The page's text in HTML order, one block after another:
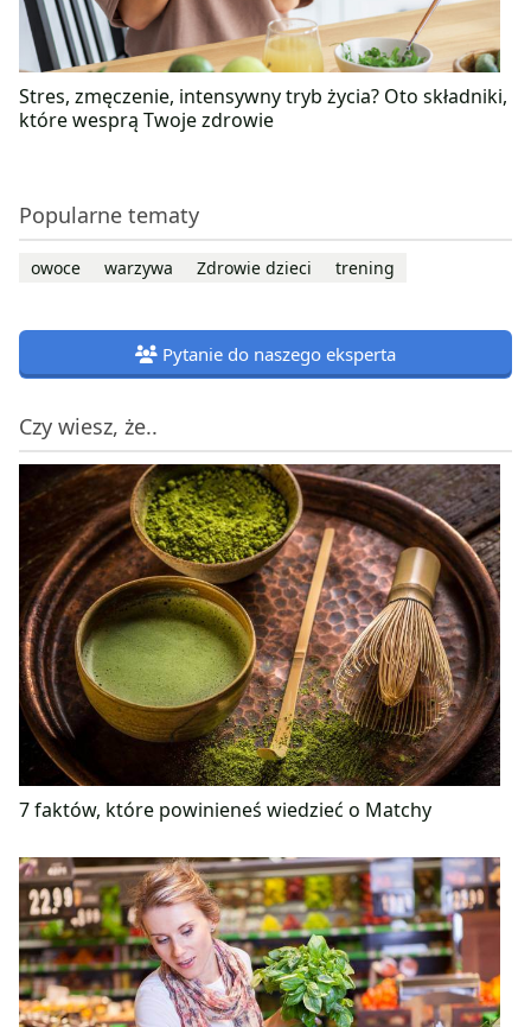
Stres, zmęczenie, intensywny tryb życia? Oto składniki,
które wesprą Twoje zdrowie
Popularne tematy
owoce warzywa Zdrowie dzieci trening
Pytanie do naszego eksperta
Czy wiesz, że..
7 faktów, które powinieneś wiedzieć o Matchy